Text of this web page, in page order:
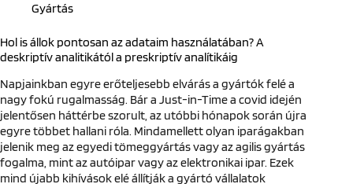
Gyártás
Hol is állok pontosan az adataim használatában? A
deskriptív analitikától a preskriptív analítikáig
Napjainkban egyre erőteljesebb elvárás a gyártók felé a
nagy fokú rugalmasság. Bár a Just-in-Time a covid idején
jelentősen háttérbe szorult, az utóbbi hónapok során újra
egyre többet hallani róla. Mindamellett olyan iparágakban
jelenik meg az egyedi tömeggyártás vagy az agilis gyártás
fogalma, mint az autóipar vagy az elektronikai ipar. Ezek
mind újabb kihívások elé állítják a gyártó vállalatok